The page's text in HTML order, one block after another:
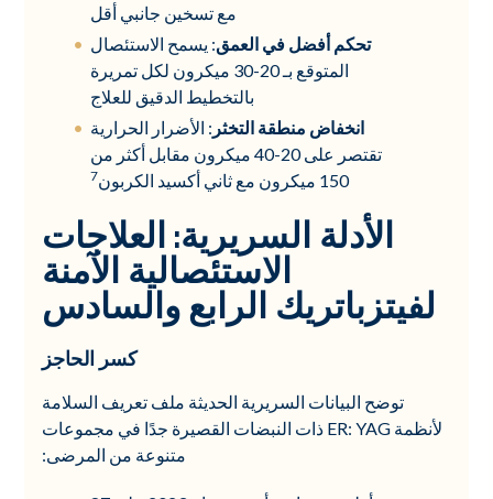
مع تسخين جانبي أقل
تحكم أفضل في العمق: يسمح الاستئصال
المتوقع بـ 20-30 ميكرون لكل تمريرة
بالتخطيط الدقيق للعلاج
انخفاض منطقة التخثر : الأضرار الحرارية
تقتصر على 20-40 ميكرون مقابل أكثر من
150 ميكرون مع ثاني أكسيد الكربون
7
الأدلة السريرية: العلاجات
الاستئصالية الآمنة
لفيتزباتريك الرابع والسادس
كسر الحاجز
توضح البيانات السريرية الحديثة ملف تعريف السلامة
لأنظمة ER: YAG ذات النبضات القصيرة جدًا في مجموعات
متنوعة من المرضى: